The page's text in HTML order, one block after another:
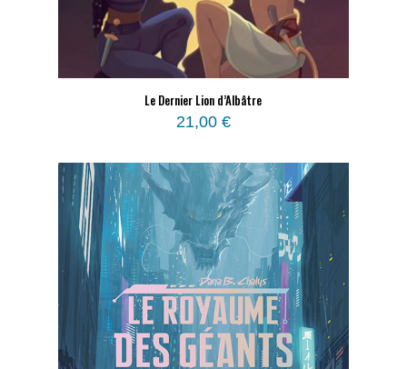
Le Dernier Lion d’Albâtre
21,00 €